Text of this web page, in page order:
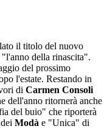
il titolo del nuovo
della rinascita".
del prossimo
l'estate. Restando in
di Carmen Consoli
dell'anno ritornerà anche
del buio" che riporterà
Modà e "Unica" di